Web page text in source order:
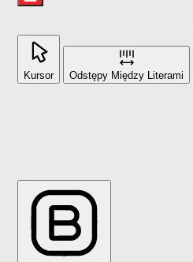
Kursor Odstępy Między Literami